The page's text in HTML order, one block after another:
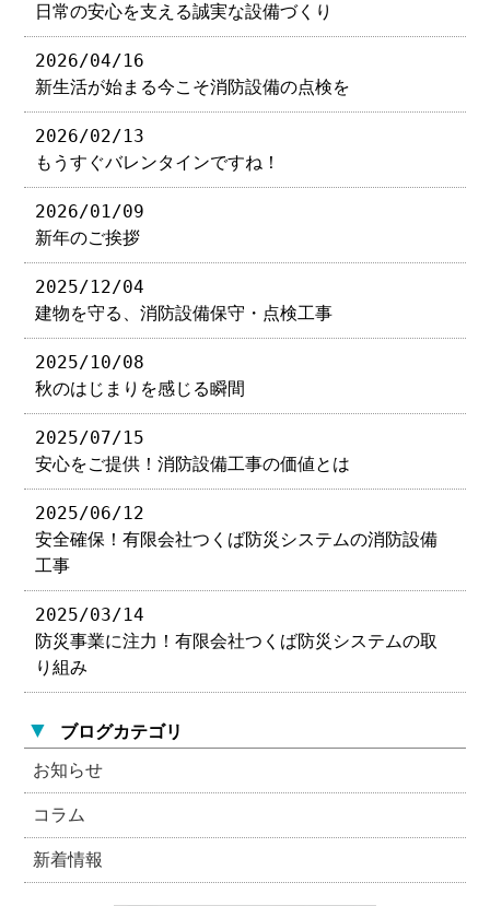
日常の安心を支える誠実な設備づくり
2026/04/16
新生活が始まる今こそ消防設備の点検を
2026/02/13
もうすぐバレンタインですね！
2026/01/09
新年のご挨拶
2025/12/04
建物を守る、消防設備保守・点検工事
2025/10/08
秋のはじまりを感じる瞬間
2025/07/15
安心をご提供！消防設備工事の価値とは
2025/06/12
安全確保！有限会社つくば防災システムの消防設備
工事
2025/03/14
防災事業に注力！有限会社つくば防災システムの取
り組み
▼ ブログカテゴリ
お知らせ
コラム
新着情報